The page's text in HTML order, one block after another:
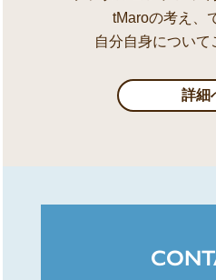
tMaroの考え、
自分自身について
詳細